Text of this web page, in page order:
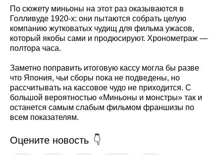
По сюжету миньоны на этот раз оказываются в
Голливуде 1920-х: они пытаются собрать целую
компанию жутковатых чудищ для фильма ужасов,
который якобы сами и продюсируют. Хронометраж —
полтора часа.
Заметно поправить итоговую кассу могла бы разве
что Япония, чьи сборы пока не подведены, но
рассчитывать на кассовое чудо не приходится. С
большой вероятностью «Миньоны и монстры» так и
останется самым слабым фильмом франшизы по
всем показателям.
Оцените новость